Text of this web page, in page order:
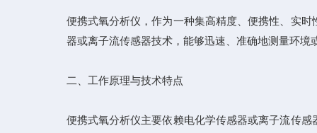
便携式氧分析仪，作为一种集高精度、便携性、实
器或离子流传感器技术，能够迅速、准确地测量环
二、工作原理与技术特点
便携式氧分析仪主要依赖电化学传感器或离子流传